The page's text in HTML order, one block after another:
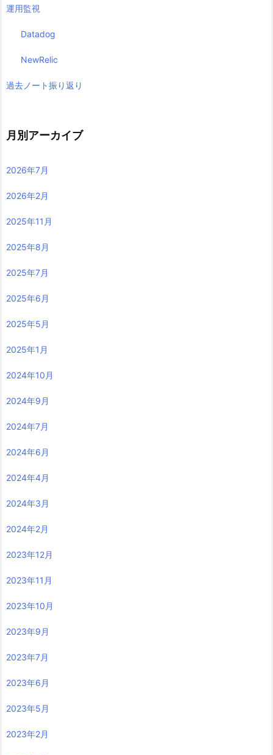
運用監視
Datadog
NewRelic
過去ノート振り返り
月別アーカイブ
2026年7月
2026年2月
2025年11月
2025年8月
2025年7月
2025年6月
2025年5月
2025年1月
2024年10月
2024年9月
2024年7月
2024年6月
2024年4月
2024年3月
2024年2月
2023年12月
2023年11月
2023年10月
2023年9月
2023年7月
2023年6月
2023年5月
2023年2月